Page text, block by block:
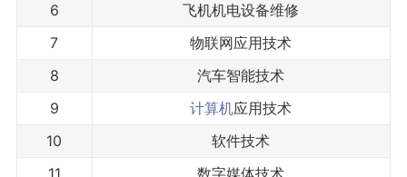
6
飞机机电设备维修
7
物联网应用技术
8
汽车智能技术
9
计算机应用技术
10
软件技术